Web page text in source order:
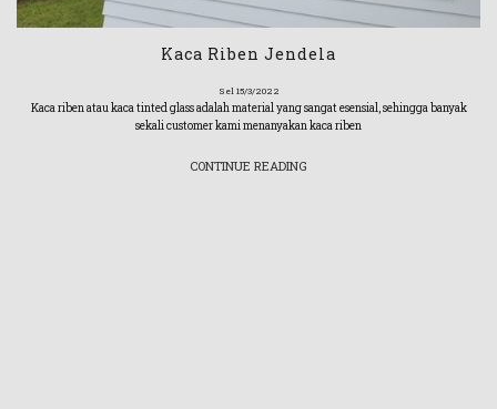
Kaca Riben Jendela
Sel 15/3/2022
Kaca riben atau kaca tinted glass adalah material yang sangat esensial, sehingga banyak
sekali customer kami menanyakan kaca riben
CONTINUE READING